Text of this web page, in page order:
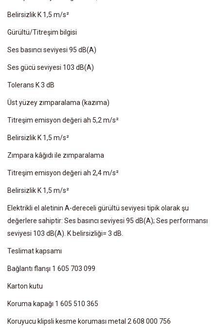
Belirsizlik K 1,5 m/s²
Gürültü/Titreşim bilgisi
Ses basıncı seviyesi 95 dB(A)
Ses gücü seviyesi 103 dB(A)
Tolerans K 3 dB
Üst yüzey zımparalama (kazıma)
Titreşim emisyon değeri ah 5,2 m/s²
Belirsizlik K 1,5 m/s²
Zımpara kâğıdı ile zımparalama
Titreşim emisyon değeri ah 2,4 m/s²
Belirsizlik K 1,5 m/s²
Elektrikli el aletinin A-dereceli gürültü seviyesi tipik olarak şu
değerlere sahiptir: Ses basıncı seviyesi 95 dB(A); Ses performansı
seviyesi 103 dB(A). K belirsizliği= 3 dB.
Teslimat kapsamı
Bağlantı flanşı 1 605 703 099
Karton kutu
Koruma kapağı 1 605 510 365
Koruyucu klipsli kesme koruması metal 2 608 000 756